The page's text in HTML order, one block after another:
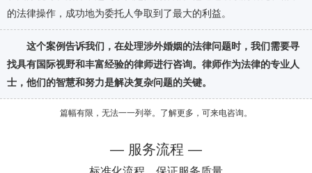
的法律操作，成功地为委托人争取到了最大的利益。
这个案例告诉我们，在处理涉外婚姻的法律问题时，我们需要寻
找具有国际视野和丰富经验的律师进行咨询。律师作为法律的专业人
士，他们的智慧和努力是解决复杂问题的关键。
篇幅有限，无法一一列举。了解更多，可来电咨询。
— 服务流程 —